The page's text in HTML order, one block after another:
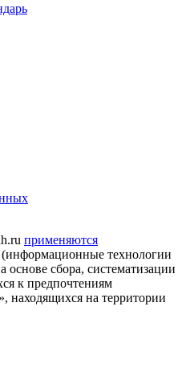
применяются
(информационные технологии
сбора, систематизации
к предпочтениям
находящихся на территории